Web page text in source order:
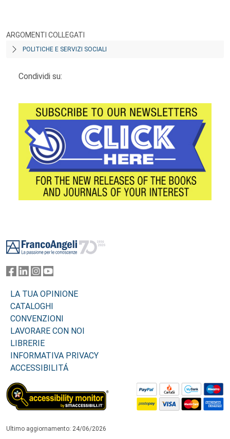
ARGOMENTI COLLEGATI
POLITICHE E SERVIZI SOCIALI
Condividi su:
LA TUA OPINIONE
CATALOGHI
CONVENZIONI
LAVORARE CON NOI
LIBRERIE
INFORMATIVA PRIVACY
ACCESSIBILITÁ
Ultimo aggiornamento: 24/06/2026